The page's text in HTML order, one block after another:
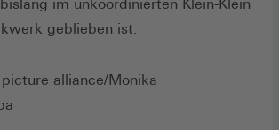
im unkoordinierten Klein-Klein
geblieben ist.
alliance/Monika